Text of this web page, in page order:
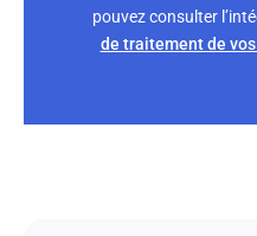
pouvez consulter
de traitement de